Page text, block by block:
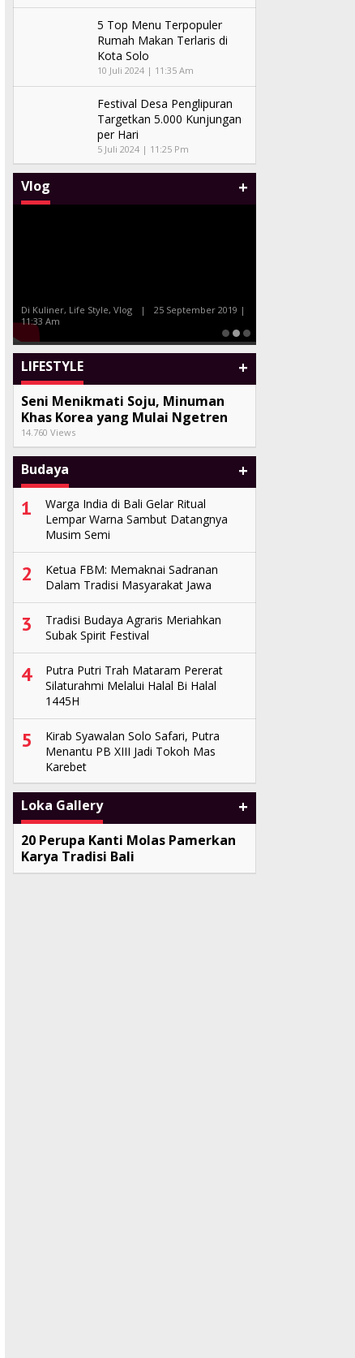
5 Top Menu Terpopuler
Rumah Makan Terlaris di
Kota Solo
10 Juli 2024 | 11:35 Am
Festival Desa Penglipuran
Targetkan 5.000 Kunjungan
per Hari
5 Juli 2024 | 11:25 Pm
Vlog +
Sand
Di Seni, Vlog
LIFESTYLE +
Seni Menikmati Soju, Minuman
Khas Korea yang Mulai Ngetren
14.760 Views
Budaya +
1
Warga India di Bali Gelar Ritual
Lempar Warna Sambut Datangnya
Musim Semi
2
Ketua FBM: Memaknai Sadranan
Dalam Tradisi Masyarakat Jawa
3
Tradisi Budaya Agraris Meriahkan
Subak Spirit Festival
4
Putra Putri Trah Mataram Pererat
Silaturahmi Melalui Halal Bi Halal
1445H
5
Kirab Syawalan Solo Safari, Putra
Menantu PB XIII Jadi Tokoh Mas
Karebet
Loka Gallery +
20 Perupa Kanti Molas Pamerkan
Karya Tradisi Bali